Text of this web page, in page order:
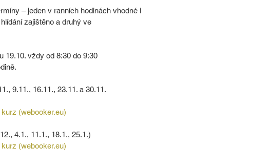
– jeden v ranních hodinách vhodné i
zajištěno a druhý ve
19.10. vždy od 8:30 do 9:30
9.11., 16.11., 23.11. a 30.11.
(webooker.eu)
4.1., 11.1., 18.1., 25.1.)
(webooker.eu)